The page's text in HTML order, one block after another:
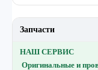
Запчасти
Оригинальные и